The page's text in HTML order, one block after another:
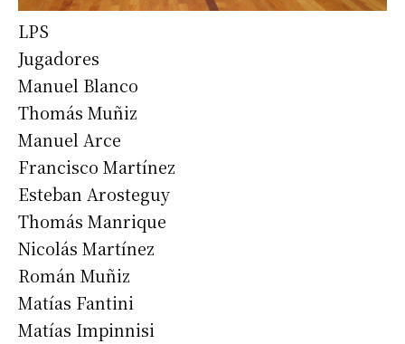
LPS
Jugadores
Manuel Blanco
Thomás Muñiz
Manuel Arce
Francisco Martínez
Esteban Arosteguy
Thomás Manrique
Nicolás Martínez
Román Muñiz
Matías Fantini
Matías Impinnisi